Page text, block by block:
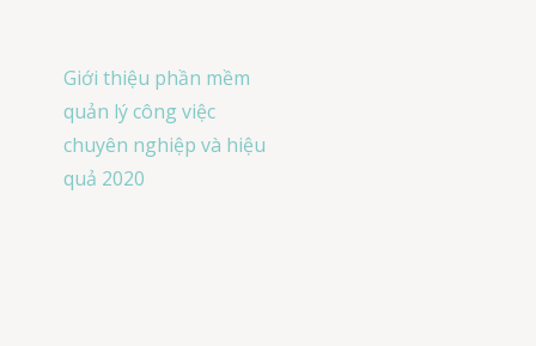
Post
navigation
Giới thiệu phần mềm
quản lý công việc
chuyên nghiệp và hiệu
quả 2020